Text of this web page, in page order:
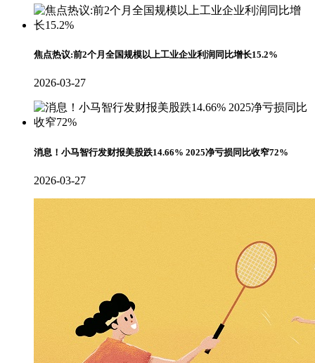
焦点热议:前2个月全国规模以上工业企业利润同比增长15.2%
2026-03-27
消息！小马智行发财报美股跌14.66% 2025净亏损同比收窄72%
2026-03-27